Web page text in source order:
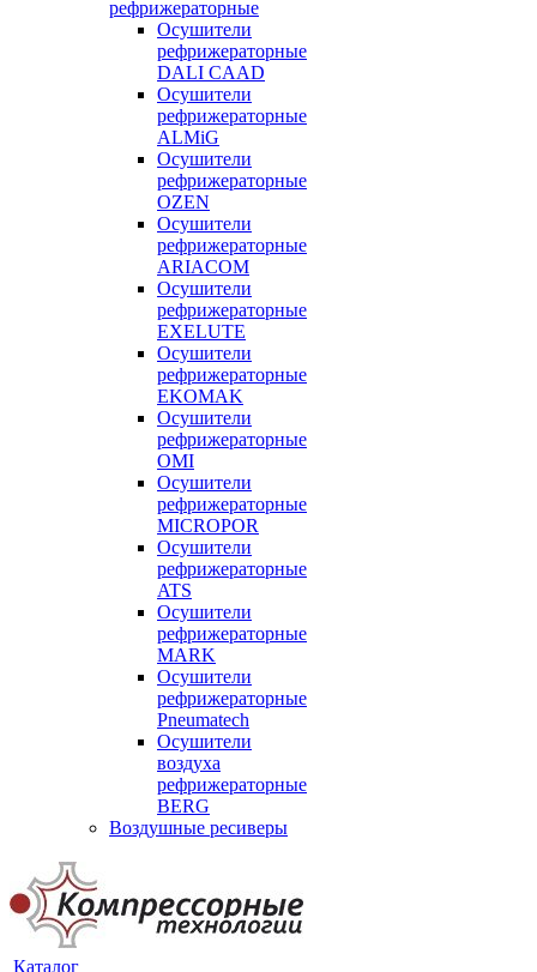
рефрижераторные
Осушители
рефрижераторные
DALI CAAD
Осушители
рефрижераторные
ALMiG
Осушители
рефрижераторные
OZEN
Осушители
рефрижераторные
ARIACOM
Осушители
рефрижераторные
EXELUTE
Осушители
рефрижераторные
EKOMAK
Осушители
рефрижераторные
OMI
Осушители
рефрижераторные
MICROPOR
Осушители
рефрижераторные
ATS
Осушители
рефрижераторные
MARK
Осушители
рефрижераторные
Pneumatech
Осушители
воздуха
рефрижераторные
BERG
Воздушные ресиверы
Каталог